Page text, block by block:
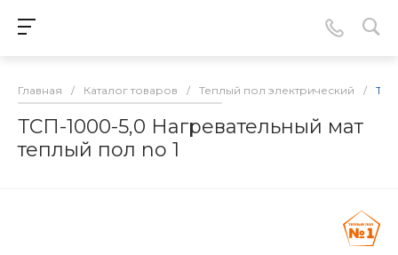
Главная / Каталог товаров / Теплый пол электрический /
ТСП-1000-5,0 Нагревательный мат
теплый пол no 1